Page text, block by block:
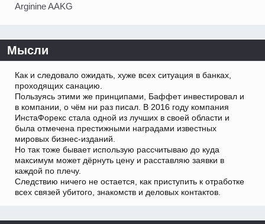
Arginine AAKG
Мысли
Как и следовало ожидать, хуже всех ситуация в банках,
проходящих санацию.
Пользуясь этими же принципами, Баффет инвестировал и
в компании, о чём ни раз писал. В 2016 году компания
ИнстаФорекс стала одной из лучших в своей области и
была отмечена престижными наградами известных
мировых бизнес-изданий.
Но так тоже бывает использую рассчитываю до куда
максимум может дёрнуть цену и расставляю заявки в
каждой по плечу.
Следствию ничего не остается, как приступить к отработке
всех связей убитого, знакомств и деловых контактов.